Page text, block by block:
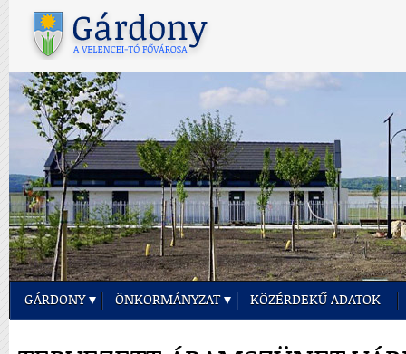
GÁRDONY ÖNKORMÁNYZAT KÖZÉRDEKŰ ADATOK